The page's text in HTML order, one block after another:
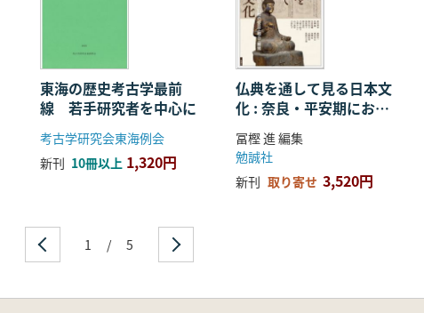
東海の歴史考古学最前
線 若手研究者を中心に
考古学研究会東海例会
新刊 10冊以上 1,320円
仏典を通して見る日本文
化 : 奈良・平安期におけ
る仏教の受容・融合・展
開
冨樫 進 編集
勉誠社
新刊 取り寄せ 3,520円
1 / 5